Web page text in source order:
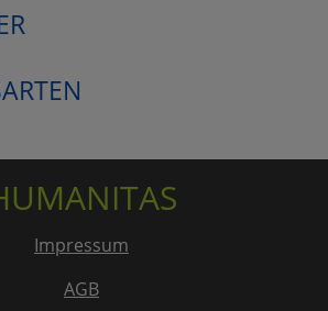
Impressum
AGB